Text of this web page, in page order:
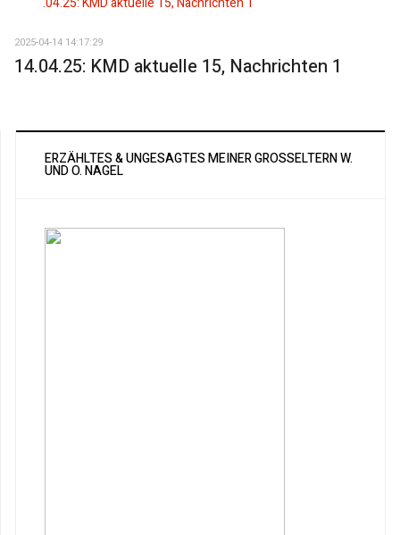
2025-04-14 14:17:29
14.04.25: KMD aktuelle 15, Nachrichten 1
ERZÄHLTES & UNGESAGTES MEINER GROSSELTERN W. U
ND O. NAGEL